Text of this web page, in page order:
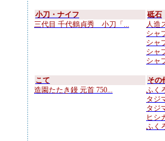
小刀・ナイフ
三代目 千代鶴貞秀 小刀「...
砥石
人
シャ
シャ
シャ
シャ
こて
造園たたき鏝 元首 750...
その
ふく
タジ
タジ
ヒシ
ふく